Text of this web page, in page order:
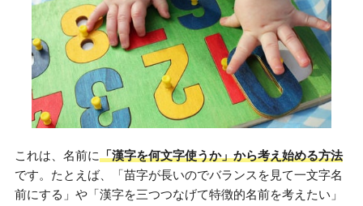
これは、名前に「漢字を何文字使うか」から考え始める方法
です。たとえば、「苗字が長いのでバランスを見て一文字名
前にする」や「漢字を三つつなげて特徴的名前を考えたい」